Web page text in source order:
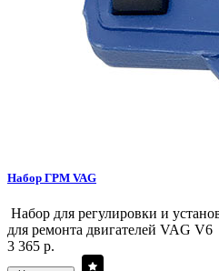
Набор ГРМ VAG
Набор для регулировки и
для ремонта двигателей VAG V6
3 365 р.